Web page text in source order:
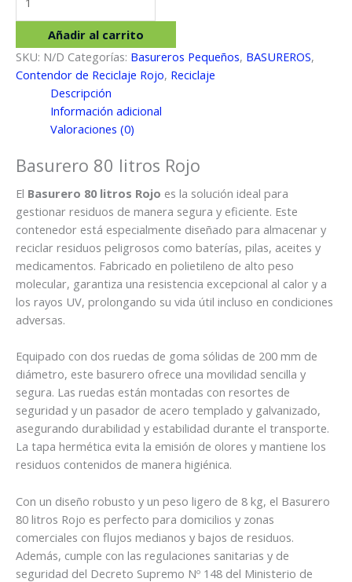
Rojo
cantidad
Añadir al carrito
SKU: N/D Categorías: Basureros Pequeños, BASUREROS,
Contendor de Reciclaje Rojo, Reciclaje
Descripción
Información adicional
Valoraciones (0)
Basurero 80 litros Rojo
El Basurero 80 litros Rojo es la solución ideal para
gestionar residuos de manera segura y eficiente. Este
contenedor está especialmente diseñado para almacenar y
reciclar residuos peligrosos como baterías, pilas, aceites y
medicamentos. Fabricado en polietileno de alto peso
molecular, garantiza una resistencia excepcional al calor y a
los rayos UV, prolongando su vida útil incluso en condiciones
adversas.
Equipado con dos ruedas de goma sólidas de 200 mm de
diámetro, este basurero ofrece una movilidad sencilla y
segura. Las ruedas están montadas con resortes de
seguridad y un pasador de acero templado y galvanizado,
asegurando durabilidad y estabilidad durante el transporte.
La tapa hermética evita la emisión de olores y mantiene los
residuos contenidos de manera higiénica.
Con un diseño robusto y un peso ligero de 8 kg, el Basurero
80 litros Rojo es perfecto para domicilios y zonas
comerciales con flujos medianos y bajos de residuos.
Además, cumple con las regulaciones sanitarias y de
seguridad del Decreto Supremo Nº 148 del Ministerio de